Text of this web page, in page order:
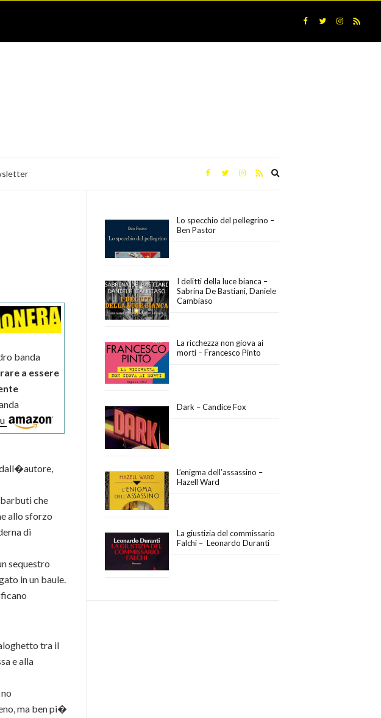
banda
a essere
dall�autore,
che
allo sforzo
di
sequestro
in un baule.
tra il
e alla
ma ben pi�
Lo specchio del pellegrino –
Ben Pastor
I delitti della luce bianca –
Sabrina De Bastiani, Daniele
Cambiaso
La ricchezza non giova ai
morti – Francesco Pinto
Dark – Candice Fox
L’enigma dell’assassino –
Hazell Ward
La giustizia del commissario
Falchi – Leonardo Duranti